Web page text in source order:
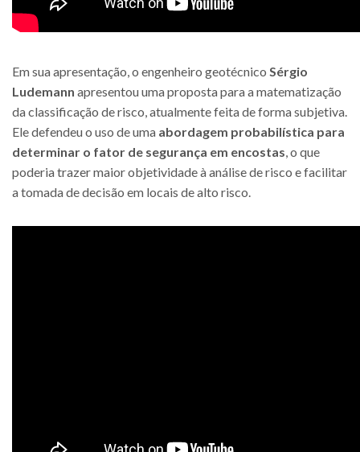
Em sua apresentação, o engenheiro geotécnico Sérgio
Ludemann apresentou uma proposta para a matematização
da classificação de risco, atualmente feita de forma subjetiva.
Ele defendeu o uso de uma abordagem probabilística para
determinar o fator de segurança em encostas, o que
poderia trazer maior objetividade à análise de risco e facilitar
a tomada de decisão em locais de alto risco.